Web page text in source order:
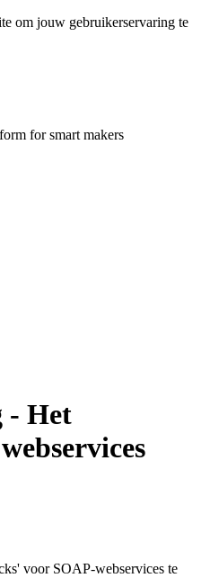
om jouw gebruikerservaring te
for smart makers
- Het
voor SOAP-webservices te